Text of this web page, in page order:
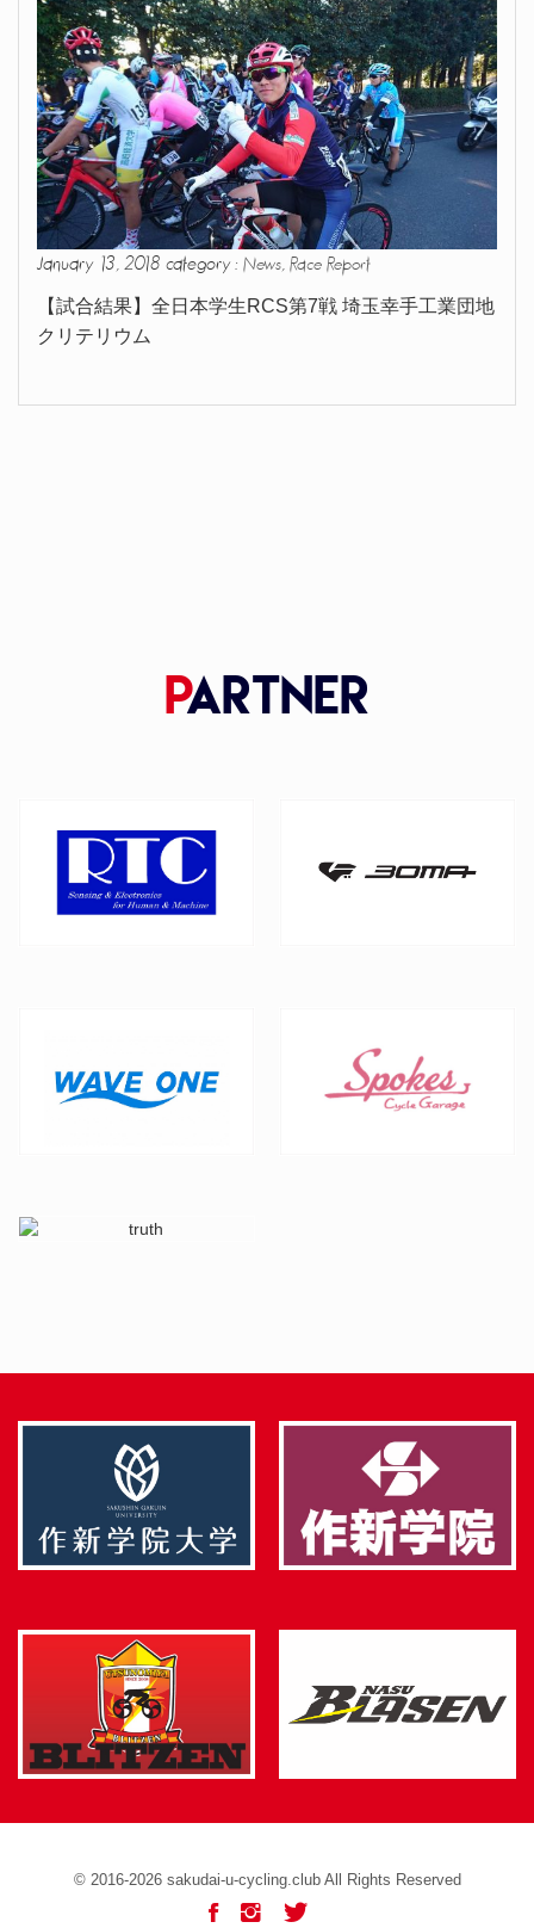
January 13, 2018 category : News Race Report
【試合結果】全日本学生RCS第7戦 埼玉幸手工業団地
クリテリウム
Partner
©︎ 2016-2026sakudai-u-cycling.club All Rights Reserved